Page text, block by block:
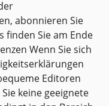
abonnieren Sie
finden Sie am Ende
Wenn Sie sich
Editoren
keine geeignete